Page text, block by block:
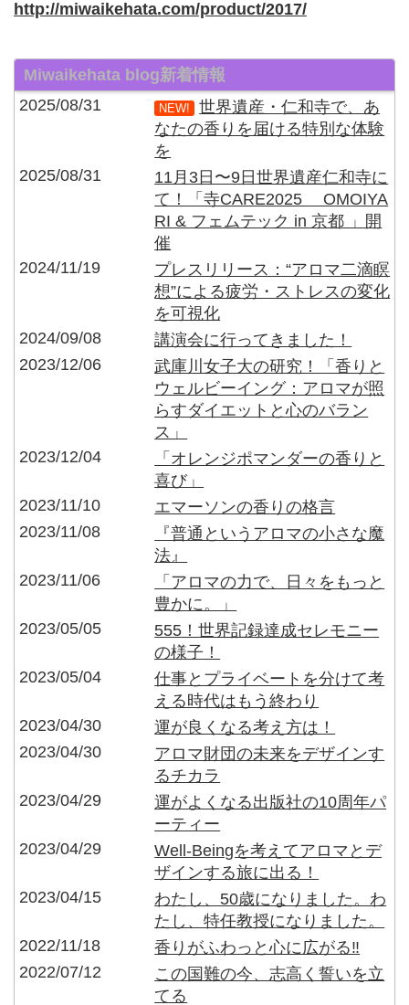
http://miwaikehata.com/product/2017/
Miwaikehata blog新着情報
2025/08/31
NEW!
世界遺産・仁和寺で、あ
なたの香りを届ける特別な体験
を
2025/08/31
11月3日〜9日世界遺産仁和寺に
て！「寺CARE2025 OMOIYA
RI & フェムテック in 京都 」開
催
2024/11/19
プレスリリース：“アロマ二滴瞑
想”による疲労・ストレスの変化
を可視化
2024/09/08
講演会に行ってきました！
2023/12/06
武庫川女子大の研究！「香りと
ウェルビーイング：アロマが照
らすダイエットと心のバラン
ス」
2023/12/04
「オレンジポマンダーの香りと
喜び」
2023/11/10
エマーソンの香りの格言
2023/11/08
『普通というアロマの小さな魔
法』
2023/11/06
「アロマの力で、日々をもっと
豊かに。」
2023/05/05
555！世界記録達成セレモニー
の様子！
2023/05/04
仕事とプライベートを分けて考
える時代はもう終わり
2023/04/30
運が良くなる考え方は！
2023/04/30
アロマ財団の未来をデザインす
るチカラ
2023/04/29
運がよくなる出版社の10周年パ
ーティー
2023/04/29
Well-Beingを考えてアロマとデ
ザインする旅に出る！
2023/04/15
わたし、50歳になりました。わ
たし、特任教授になりました。
2022/11/18
香りがふわっと心に広がる‼︎
2022/07/12
この国難の今、志高く誓いを立
てる